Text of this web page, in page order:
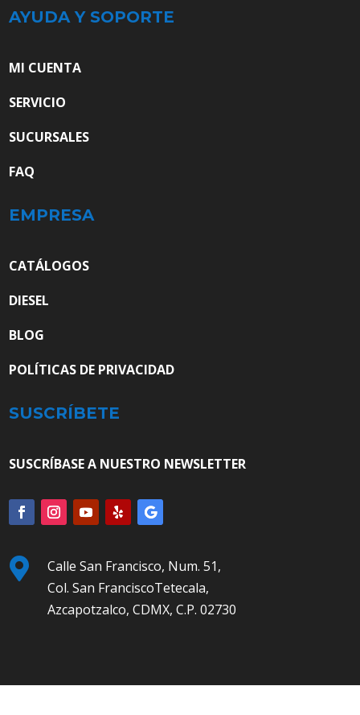
AYUDA Y SOPORTE
MI CUENTA
SERVICIO
SUCURSALES
FAQ
EMPRESA
CATÁLOGOS
DIESEL
BLOG
POLÍTICAS DE PRIVACIDAD
SUSCRÍBETE
SUSCRÍBASE A NUESTRO NEWSLETTER

Calle San Francisco, Num. 51,
Col. San FranciscoTetecala,
Azcapotzalco, CDMX, C.P. 02730